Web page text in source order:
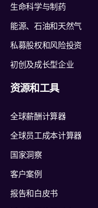
生命科学与制药
能源、石油和天然气
私募股权和风险投资
初创及成长型企业
资源和工具
全球薪酬计算器
全球员工成本计算器
国家洞察
客户案例
报告和白皮书